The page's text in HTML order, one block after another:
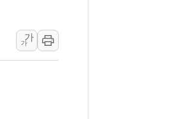
·도 구급과장 회의…중증환자 이송체계 전국 확
출산·육아 지원 한눈에'…인사처, 공무원 인사제
례 세계에 알린다…식약처 AI 심사·소방청 119
가
가